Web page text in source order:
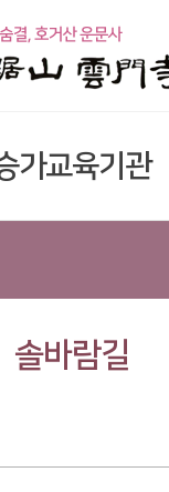
가교육기관
솔바람길